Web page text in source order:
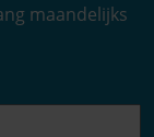
maandelijks